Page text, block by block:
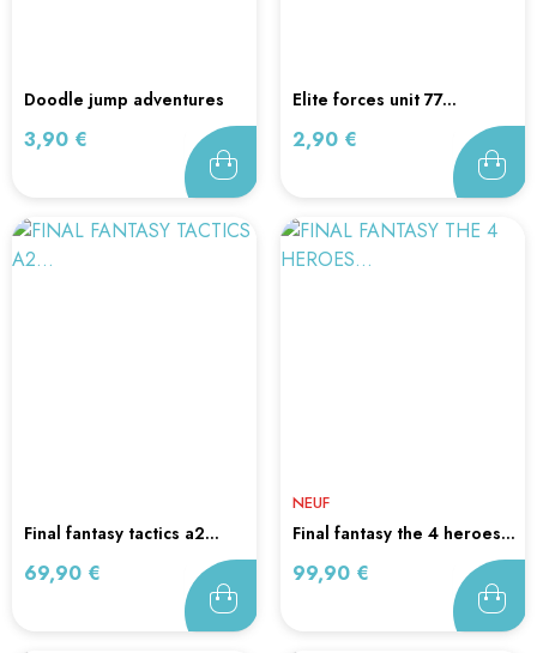
doodle jump adventures
Prix
3,90 €
elite forces unit 77...
Prix
2,90 €
final fantasy tactics a2...
Prix
69,90 €
NEUF
final fantasy the 4 heroes...
Prix
99,90 €